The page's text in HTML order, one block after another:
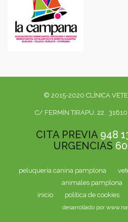
© 2015-2020 CLÍNICA
C/ FERMÍN TIRAPU, 22.
CITA PREVIA 948
URGENCIAS
peluquería canina pamplona
animales pamplona
inicio
política de cookies
desarrollado por